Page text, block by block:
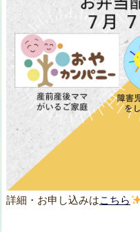
詳細・お申し込みはこちら